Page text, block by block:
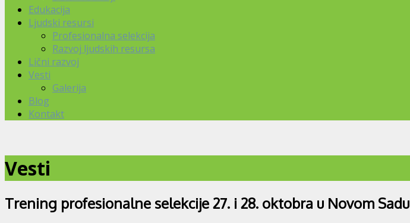
Edukacija
Ljudski resursi
Profesionalna selekcija
Razvoj ljudskih resursa
Lični razvoj
Vesti
Galerija
Blog
Kontakt
Vesti
Trening profesionalne selekcije 27. i 28. oktobra u Novom Sadu